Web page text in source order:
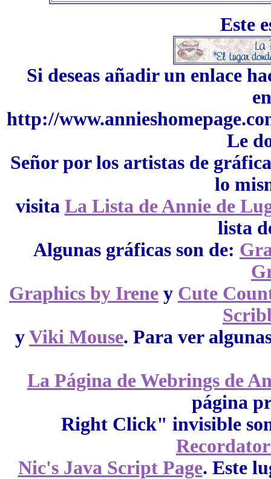
Este
Si deseas añadir un enlace
http://
Le
Señor por los artistas de
lo
visita La Lista de Annie de
lista
Algunas gráficas son de:
Graphics by Irene y Cute
y Viki Mouse. Para ver
La Página de Webrings de
página
Right Click" invisible
Nic's Java Script Page. Este